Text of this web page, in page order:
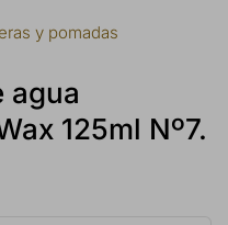
y pomadas
agua
125ml Nº7.